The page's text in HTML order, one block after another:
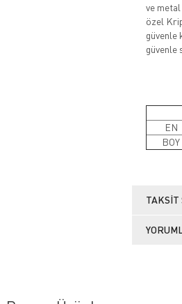
ve
özel
güvenle
güvenle
EN
BOY
TAKSIT